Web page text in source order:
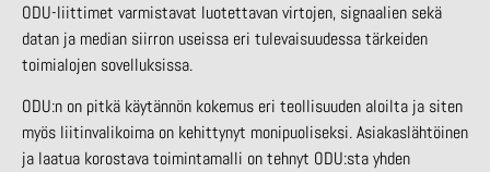
ODU-liittimet varmistavat luotettavan virtojen, signaalien sekä
datan ja median siirron useissa eri tulevaisuudessa tärkeiden
toimialojen sovelluksissa.
ODU:n on pitkä käytännön kokemus eri teollisuuden aloilta ja siten
myös liitinvalikoima on kehittynyt monipuoliseksi. Asiakaslähtöinen
ja laatua korostava toimintamalli on tehnyt ODU:sta yhden